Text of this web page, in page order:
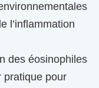
l’inflammation
des éosinophiles
pratique pour